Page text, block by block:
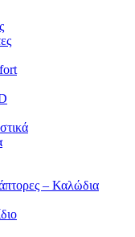
– Καλώδια